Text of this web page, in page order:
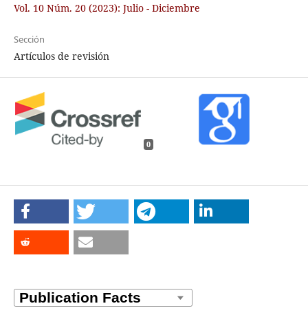
Vol. 10 Núm. 20 (2023): Julio - Diciembre
Sección
Artículos de revisión
0